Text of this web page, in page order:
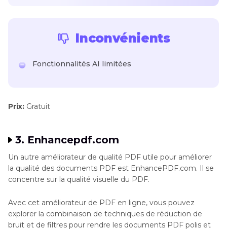
Inconvénients
Fonctionnalités AI limitées
Prix: Gratuit
3. Enhancepdf.com
Un autre améliorateur de qualité PDF utile pour améliorer
la qualité des documents PDF est EnhancePDF.com. Il se
concentre sur la qualité visuelle du PDF.
Avec cet améliorateur de PDF en ligne, vous pouvez
explorer la combinaison de techniques de réduction de
bruit et de filtres pour rendre les documents PDF polis et